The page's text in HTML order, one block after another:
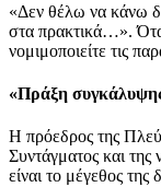
«Δεν θέλω να κάνω
στα πρακτικά…».
νομιμοποιείτε τις
«Πράξη
Η πρόεδρος της
Συντάγματος και
είναι το μέγεθος της